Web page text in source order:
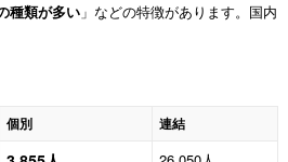
種類が多い 」などの特徴があります。国内
個別
連結